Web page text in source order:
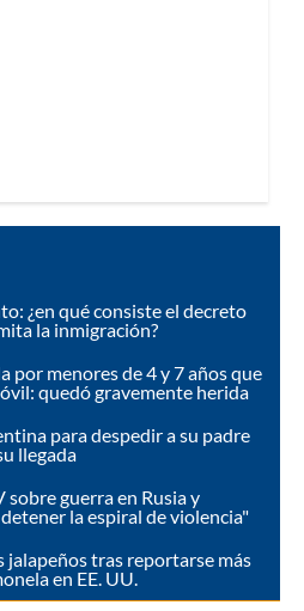
¿en qué consiste el decreto
la inmigración?
por menores de 4 y 7 años que
quedó gravemente herida
para despedir a su padre
llegada
sobre guerra en Rusia y
la espiral de violencia"
jalapeños tras reportarse más
en EE. UU.